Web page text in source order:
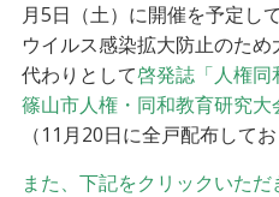
月5日（土）に開催を予定し
ウイルス感染拡大防止のため
代わりとして啓発誌「人権
篠山市人権・同和教育研究
（11月20日に全戸配布してお
また、下記をクリックいた